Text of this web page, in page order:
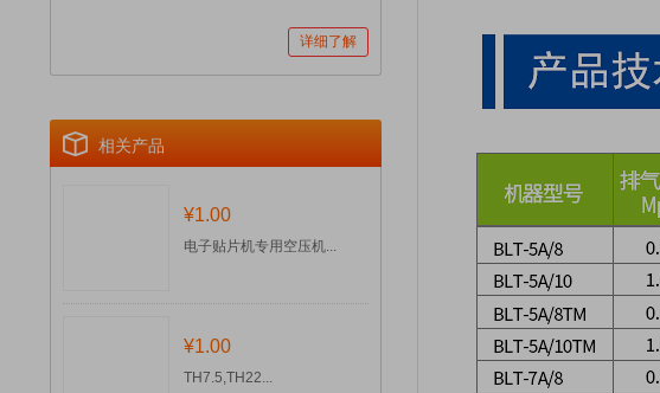
详细了解
相关产品
¥1.00
电子贴片机专用空压机...
¥1.00
TH7.5,TH22...